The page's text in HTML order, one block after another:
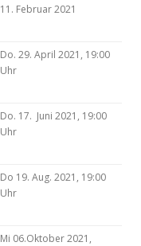
11. Februar 2021
Do. 29. April 2021, 19:00
Uhr
Do. 17. Juni 2021, 19:00
Uhr
Do 19. Aug. 2021, 19:00
Uhr
Mi 06.Oktober 2021,